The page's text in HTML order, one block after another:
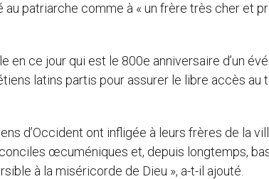
au patriarche comme à « un frère très cher et
en ce jour qui est le 800e anniversaire d’un
latins partis pour assurer le libre accès au
d’Occident ont infligée à leurs frères de la
conciles œcuméniques et, depuis longtemps,
à la miséricorde de Dieu », a-t-il ajouté.